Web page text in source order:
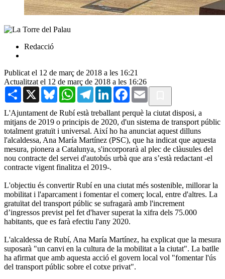
Redacció
Publicat el 12 de març de 2018 a les 16:21
Actualitzat el 12 de març de 2018 a les 16:26
Share X BlueskyWhatsAppTelegramLinkedInFacebook
Email
L'Ajuntament de Rubí està treballant perquè la ciutat disposi, a
mitjans de 2019 o principis de 2020, d'un sistema de transport públic
totalment gratuït i universal. Així ho ha anunciat aquest dilluns
l'alcaldessa, Ana María Martínez (PSC), que ha indicat que aquesta
mesura, pionera a Catalunya, s'incorporarà al plec de clàusules del
nou contracte del servei d'autobús urbà que ara s’està redactant -el
contracte vigent finalitza el 2019-.
L'objectiu és convertir Rubí en una ciutat més sostenible, millorar la
mobilitat i l'aparcament i fomentar el comerç local, entre d'altres. La
gratuïtat del transport públic se sufragarà amb l'increment
d’ingressos previst pel fet d'haver superat la xifra dels 75.000
habitants, que es farà efectiu l'any 2020.
L'alcaldessa de Rubí, Ana María Martínez, ha explicat que la mesura
suposarà "un canvi en la cultura de la mobilitat a la ciutat". La batlle
ha afirmat que amb aquesta acció el govern local vol "fomentar l'ús
del transport públic sobre el cotxe privat".